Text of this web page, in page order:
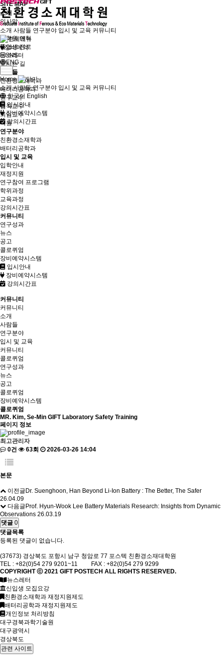
SITE MAP
소개
인사말
대학원 소개
대학원 연혁
졸업생 진로
뉴스레터
오시는 길
사람들
친환경소재학과
배터리공학과
연구교수
겸직교수
퇴임교수
직원
연구분야
친환경소재학과
배터리공학과
입시 및 교육
입학안내
재정지원
연구참여 프로그램
학위과정
교육과정
강의시간표
커뮤니티
연구성과
뉴스
공고
콜로퀴엄
장비예약시스템
입시안내
장비예약시스템
강의시간표
소개 사람들 연구분야 입시 및 교육 커뮤니티
장비예약
SNS
ENG
Home
소개 사람들 연구분야 입시 및 교육 커뮤니티
한국어 English
입시안내
장비예약시스템
강의시간표
커뮤니티
커뮤니티
소개
사람들
연구분야
입시 및 교육
커뮤니티
콜로퀴엄
연구성과
뉴스
공고
콜로퀴엄
장비예약시스템
콜로퀴엄
MR. Kim, Se-Min GIFT Laboratory Safety Training
페이지 정보
최고관리자
0건
63회 2026-03-26 14:04
본문
이전글 Dr. Suenghoon, Han Beyond Li-Ion Battery : The Better, The Safer
26.04.09
다음글 Prof. Hyun-Wook Lee Battery Materials Research: Insights from Dynamic
Observations 26.03.19
댓글 0
댓글목록
등록된 댓글이 없습니다.
(37673) 경상북도 포항시 남구 청암로 77 포스텍 친환경소재대학원
TEL : +82(0)54 279 9201~11 FAX : +82(0)54 279 9299
COPYRIGHT ⓒ 2021 GIFTPOSTECH ALL RIGHTS RESERVED.
뉴스레터
신입생 모집요강
친환경소재학과 재정지원제도
배터리공학과 재정지원제도
개인정보 처리방침
대구경북과학기술원
대구광역시
경상북도
관련 사이트